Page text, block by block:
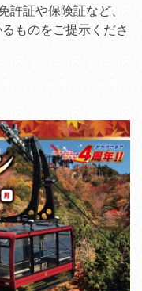
証や保険証など、
ものをご提示くださ